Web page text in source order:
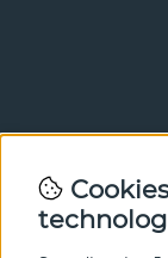
Met onze
nieuws en